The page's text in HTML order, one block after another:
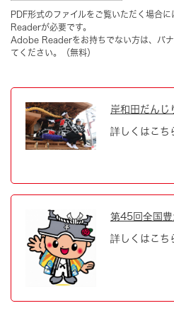
PDF形式のファイルをご覧いただく場合
Readerが必要です。
Adobe Readerをお持ちでない方は、バ
てください。（無料）
岸和田だんじ
詳しくはこち
第45回全国
詳しくはこち